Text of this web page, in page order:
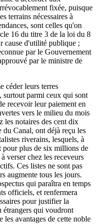
fixée, puisque
terrains nécessaires à
sont celles qu'on
16 du titre 3 de la loi du 8
cause d'utilité publique ;
par le Gouvernement
par le ministre de
céder leurs terres
surtout parmi ceux qui sont
recevoir leur paiement en
vers le milieu du mois
les notaires des cent dix
Canal, ont déjà reçu les
riverains, lesquels, à
pour plus de six millions de
verser chez les receveurs
Ces listes ne sont pas
augmente tous les jours.
qui paraîtra en temps
officiels, et renfermera
pour justifier la
étrangers qui voudront
les avantages de cette noble